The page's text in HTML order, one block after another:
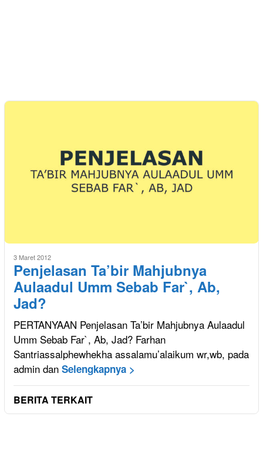
3 Maret 2012
Penjelasan Ta’bir Mahjubnya
Aulaadul Umm Sebab Far`, Ab,
Jad?
PERTANYAAN Penjelasan Ta’bir Mahjubnya Aulaadul
Umm Sebab Far`, Ab, Jad? Farhan
Santriassalphewhekha assalamu’alaikum wr,wb, pada
admin dan Selengkapnya >
BERITA TERKAIT